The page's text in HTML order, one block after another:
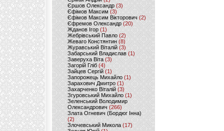
Єршов Олександр (3)
Єфімов Максим (3)
Єфімов Максим Вікторович (2)
Єфремов Олександр (20)
Жданов Ігор (1)
Жебрівський Павло (2)
Жеваго Констянтин (8)
Журавський Віталій (3)
Забарський Владислав (1)
Заверуха Віта (3)
Загорій Гліб (4)
Зайцев Сергій(1)
Запорожець Михайло (1)
Зарахович Дмитро (1)
Захарченко Віталій (3)
Згуровський Михайло (1)
Зеленський Володимир
Олександрович (266)
Злата Огневич (Бордюг Інна)
(2)
Злочевський Микола(17)